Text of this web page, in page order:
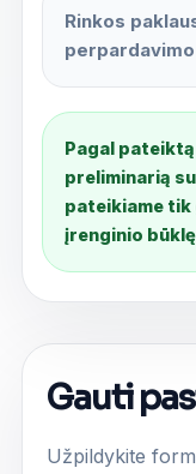
Rinkos
Pagal
preliminarią
pateikiame tik
įrenginio
Gauti
Užpildykite